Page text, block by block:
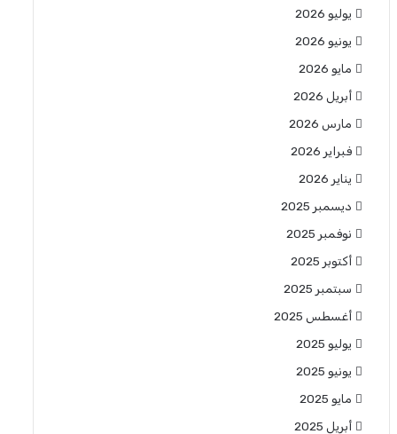
يوليو 2026
يونيو 2026
مايو 2026
أبريل 2026
مارس 2026
فبراير 2026
يناير 2026
ديسمبر 2025
نوفمبر 2025
أكتوبر 2025
سبتمبر 2025
أغسطس 2025
يوليو 2025
يونيو 2025
مايو 2025
أبريل 2025